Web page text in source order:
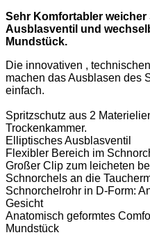
Sehr Komfortabler
Ausblasventil und
Mundstück.
Die innovativen ,
machen das Ausblasen des
einfach.
Spritzschutz aus 2
Trockenkammer.
Elliptisches Ausblasventil
Flexibler Bereich im
Großer Clip zum leicheten
Schnorchels an die
Schnorchelrohr in D-Form:
Gesicht
Anatomisch geformtes
Mundstück